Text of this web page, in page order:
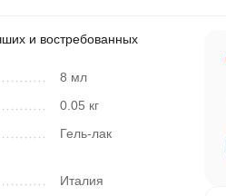
и востребованных
8 мл
0.05 кг
Гель-лак
Италия